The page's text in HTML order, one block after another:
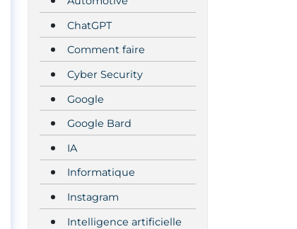
ChatGPT
Comment faire
Cyber Security
Google
Google Bard
IA
Informatique
Instagram
Intelligence artificielle